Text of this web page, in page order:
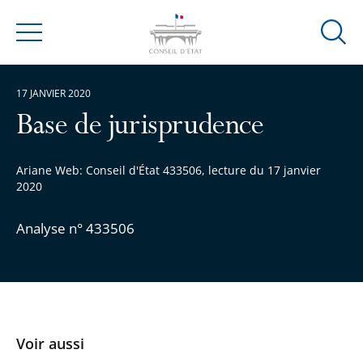
Menu
Ouvrir
Base de jurisprudence
Ariane Web: Conseil d'État 433506, lecture du 17 janvier
2020
Analyse n° 433506
17 JANVIER 2020
Voir aussi